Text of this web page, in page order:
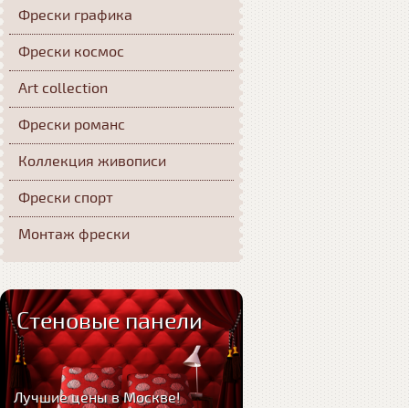
Фрески графика
Фрески космос
Art collection
Фрески романс
Коллекция живописи
Фрески спорт
Монтаж фрески
Стеновые панели
Лучшие цены в Москве!